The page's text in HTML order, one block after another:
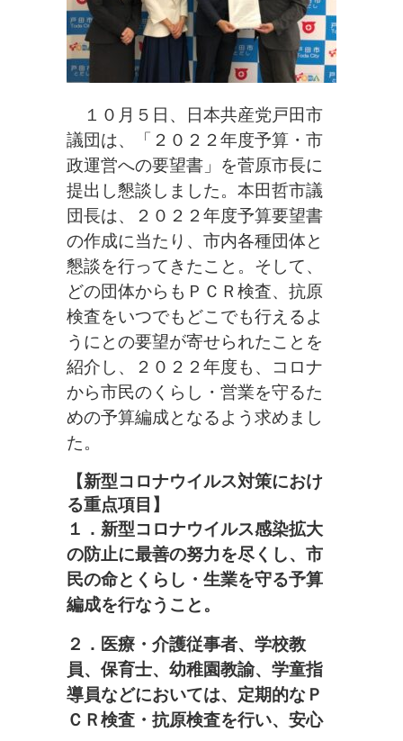
１０月５日、日本共産党戸田市
議団は、「２０２２年度予算・市
政運営への要望書」を菅原市長に
提出し懇談しました。本田哲市議
団長は、２０２２年度予算要望書
の作成に当たり、市内各種団体と
懇談を行ってきたこと。そして、
どの団体からもＰＣＲ検査、抗原
検査をいつでもどこでも行えるよ
うにとの要望が寄せられたことを
紹介し、２０２２年度も、コロナ
から市民のくらし・営業を守るた
めの予算編成となるよう求めまし
た。
【新型コロナウイルス対策におけ
る重点項目】
１．新型コロナウイルス感染拡大
の防止に最善の努力を尽くし、市
民の命とくらし・生業を守る予算
編成を行なうこと。
２．医療・介護従事者、学校教
員、保育士、幼稚園教諭、学童指
導員などにおいては、定期的なＰ
ＣＲ検査・抗原検査を行い、安心